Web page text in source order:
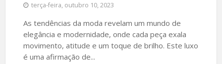
terça-feira, outubro 10, 2023
As tendências da moda revelam um mundo de
elegância e modernidade, onde cada peça exala
movimento, atitude e um toque de brilho. Este luxo
é uma afirmação de...